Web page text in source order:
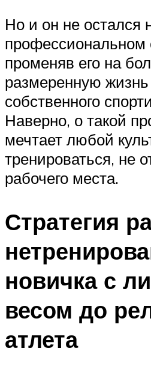
Но и он не остался
профессиональном
променяв его на
размеренную
собственного
Наверно, о такой
мечтает любой
тренироваться, не
рабочего места.
Стратегия
новичка с
весом до
атлета